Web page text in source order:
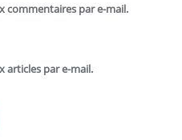
commentaires par e-mail.
articles par e-mail.